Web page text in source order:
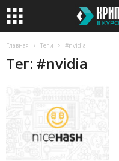
Главная Теги #nvidia
Тег: #nvidia